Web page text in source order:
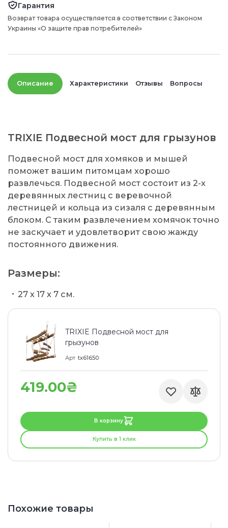
Гарантия
Возврат товара осуществляется в соответствии с Законом
Украины «О защите прав потребителей»
Описание Характеристики Отзывы Вопросы
TRIXIE Подвесной мост для грызунов
Подвесной мост для хомяков и мышей
поможет вашим питомцам хорошо
развлечься. Подвесной мост состоит из 2-х
деревянных лестниц с веревочной
лестницей и кольца из сизаля с деревянным
блоком. С таким развлечением хомячок точно
не заскучает и удовлетворит свою жажду
постоянного движения.
Размеры:
27 х 17 х 7 см.
TRIXIE Подвесной мост для
грызунов
Арт tx61650
419.00₴
В корзину
Купить в 1 клик
Похожие товары